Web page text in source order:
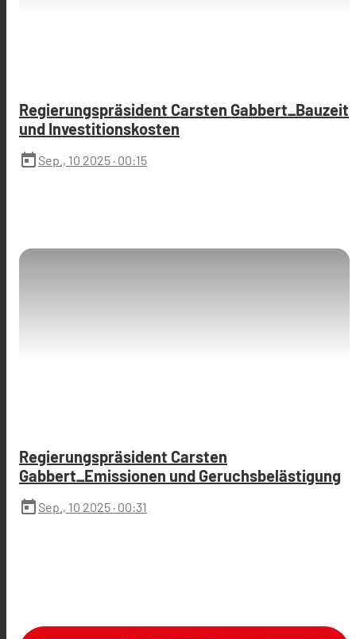
Regierungspräsident Carsten Gabbert_Bauzeit
und Investitionskosten
today Sep., 10 2025 · 00:15
Regierungspräsident Carsten
Gabbert_Emissionen und Geruchsbelästigung
today Sep., 10 2025 · 00:31